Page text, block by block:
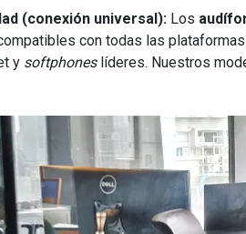
(conexión universal): Los
con todas las
y softphoneslíderes. Nuestros